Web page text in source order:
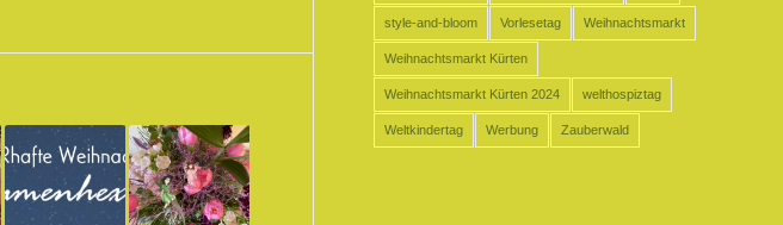
style-and-bloom Vorlesetag Weihnachtsmarkt
Weihnachtsmarkt Kürten
Weihnachtsmarkt Kürten 2024 welthospiztag
Weltkindertag Werbung Zauberwald